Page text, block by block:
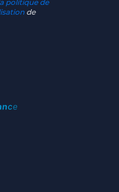
politique de
de